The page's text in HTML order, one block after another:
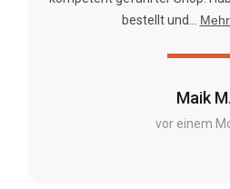
Maik M.
vor einem
bestellt und...